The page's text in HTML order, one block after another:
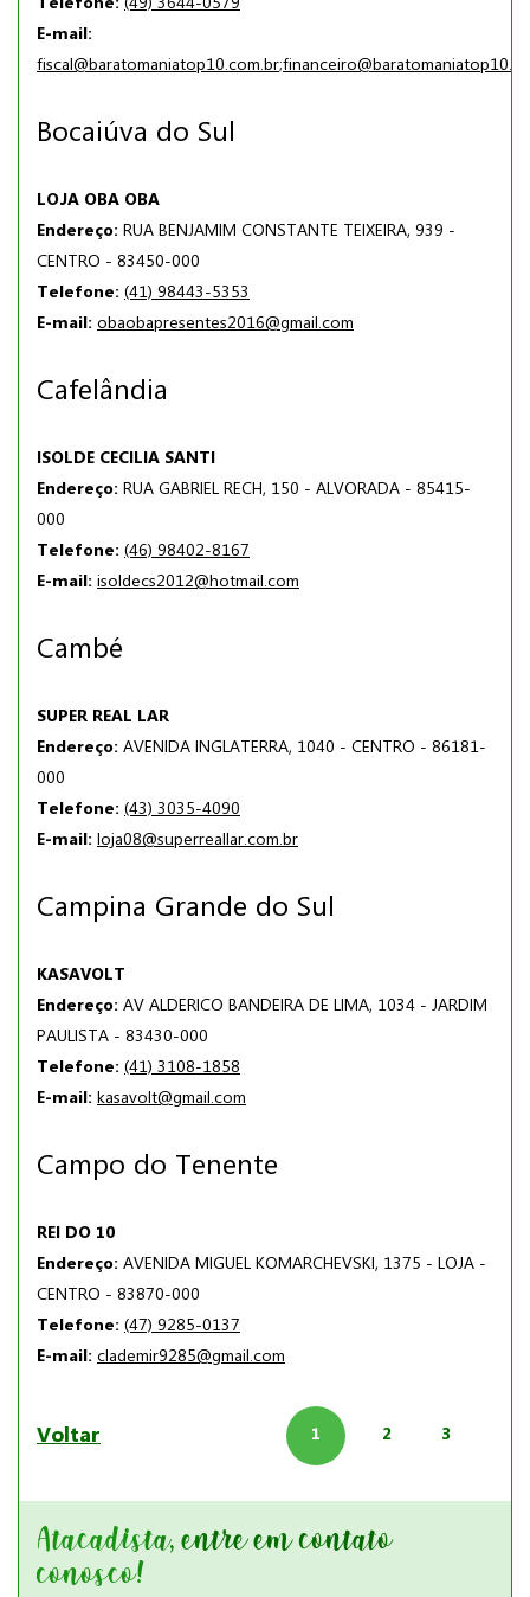
E-mail:
fiscal@baratomaniatop10.com.br;
Bocaiúva do Sul
LOJA OBA OBA
Endereço: RUA BENJAMIM CONSTANTE TEIXEIRA, 939 -
CENTRO - 83450-000
Telefone: (41) 98443-5353
E-mail: obaobapresentes2016@gmail.com
Cafelândia
ISOLDE CECILIA SANTI
Endereço: RUA GABRIEL RECH, 150 - ALVORADA - 85415-
000
Telefone: (46) 98402-8167
E-mail: isoldecs2012@hotmail.com
Cambé
SUPER REAL LAR
Endereço: AVENIDA INGLATERRA, 1040 - CENTRO - 86181-
000
Telefone: (43) 3035-4090
E-mail: loja08@superreallar.com.br
Campina Grande do Sul
KASAVOLT
Endereço: AV ALDERICO BANDEIRA DE LIMA, 1034 - JARDIM
PAULISTA - 83430-000
Telefone: (41) 3108-1858
E-mail: kasavolt@gmail.com
Campo do Tenente
REI DO 10
Endereço: AVENIDA MIGUEL KOMARCHEVSKI, 1375 - LOJA -
CENTRO - 83870-000
Telefone: (47) 9285-0137
E-mail: clademir9285@gmail.com
Voltar 1 2 3
Atacadista, entre em contato
conosco!